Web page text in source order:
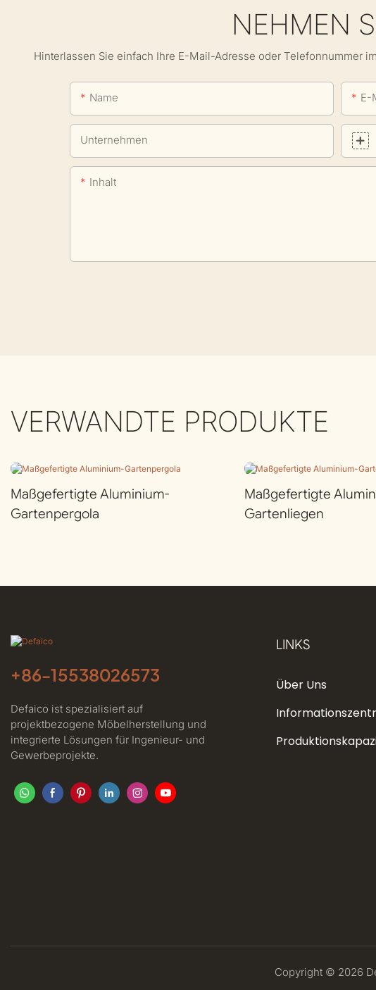
NEHMEN
Hinterlassen Sie einfach Ihre E-Mail-Adresse oder Telefonnummer
Name E-
Unternehmen
Inhalt
VERWANDTE PRODUKTE
Maßgefertigte Aluminium-
Gartenpergola
Maßgefertigte
Gartenliegen
+86-15538026573
Defaico ist spezialisiert auf
projektbezogene Möbelherstellung und
integrierte Lösungen für Ingenieur- und
Gewerbeprojekte.
LINKS
Über Uns
Copyright © 2026